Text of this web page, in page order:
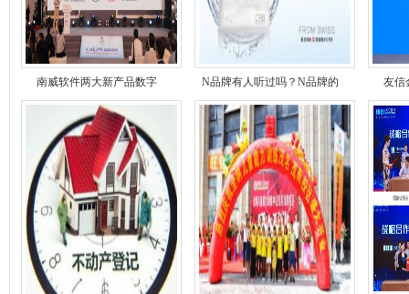
南威软件两大新产品数字 N品牌有人听过吗？N品牌的 友信